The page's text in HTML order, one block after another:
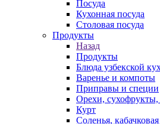
Посуда
Кухонная посуда
Столовая посуда
Продукты
Назад
Продукты
Блюда узбекской
Варенье и компоты
Приправы и специи
Орехи, сухофрукты,
Курт
Соленья,